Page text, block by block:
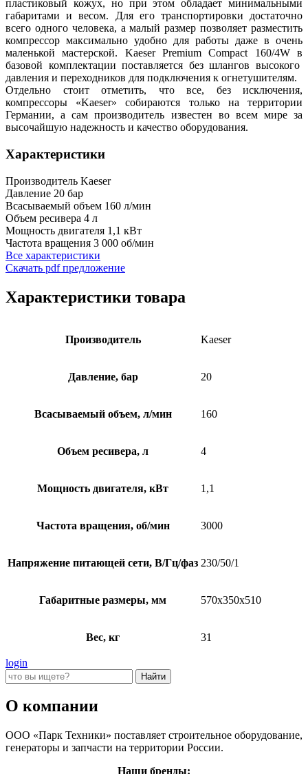
пластиковый кожух, но при этом обладает минимальными
габаритами и весом. Для его транспортировки достаточно
всего одного человека, а малый размер позволяет разместить
компрессор максимально удобно для работы даже в очень
маленькой мастерской. Kaeser Premium Compact 160/4W в
базовой комплектации поставляется без шлангов высокого
давления и переходников для подключения к огнетушителям.
Отдельно стоит отметить, что все, без исключения,
компрессоры «Kaeser» собираются только на территории
Германии, а сам производитель известен во всем мире за
высочайшую надежность и качество оборудования.
Характеристики
Производитель Kaeser
Давление 20 бар
Всасываемый объем 160 л/мин
Объем ресивера 4 л
Мощность двигателя 1,1 кВт
Частота вращения 3 000 об/мин
Все характеристики
Скачать pdf предложение
Характеристики товара
Производитель Kaeser
Давление, бар 20
Всасываемый объем, л/мин 160
Объем ресивера, л 4
Мощность двигателя, кВт 1,1
Частота вращения, об/мин 3000
Напряжение питающей сети, В/Гц/фаз 230/50/1
Габаритные размеры, мм 570х350х510
Вес, кг 31
login
О компании
ООО «Парк Техники» поставляет строительное оборудование,
генераторы и запчасти на территории России.
Наши бренды: